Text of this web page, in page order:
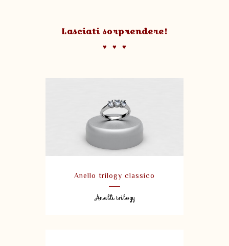
Lasciati sorprendere!
♥ ♥ ♥
Anello trilogy classico
Anelli trilogy